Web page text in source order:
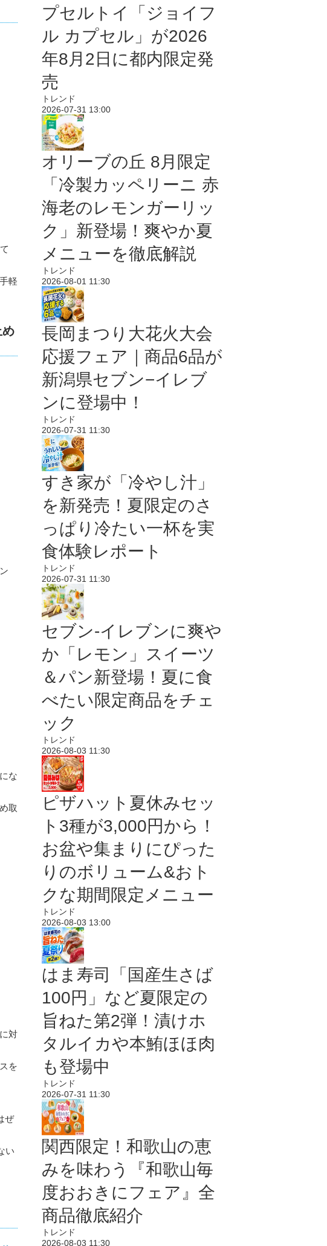
軽
め
な
取
対
を
ぜ
い
プセルトイ「ジョイフ
ル カプセル」が2026
年8月2日に都内限定発
売
トレンド
2026-07-31 13:00
オリーブの丘 8月限定
「冷製カッペリーニ 赤
海老のレモンガーリッ
ク」新登場！爽やか夏
メニューを徹底解説
トレンド
2026-08-01 11:30
長岡まつり大花火大会
応援フェア｜商品6品が
新潟県セブン−イレブ
ンに登場中！
トレンド
2026-07-31 11:30
すき家が「冷やし汁」
を新発売！夏限定のさ
っぱり冷たい一杯を実
食体験レポート
トレンド
2026-07-31 11:30
セブン‐イレブンに爽や
か「レモン」スイーツ
＆パン新登場！夏に食
べたい限定商品をチェ
ック
トレンド
2026-08-03 11:30
ピザハット夏休みセッ
ト3種が3,000円から！
お盆や集まりにぴった
りのボリューム&おト
クな期間限定メニュー
トレンド
2026-08-03 13:00
はま寿司「国産生さば
100円」など夏限定の
旨ねた第2弾！漬けホ
タルイカや本鮪ほほ肉
も登場中
トレンド
2026-07-31 11:30
関西限定！和歌山の恵
みを味わう『和歌山毎
度おおきにフェア』全
商品徹底紹介
トレンド
2026-08-03 11:30